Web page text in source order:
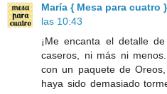
María { Mesa para cuatro }
las 10:43
¡Me encanta el detalle
caseros, ni más ni
con un paquete de
haya sido demasiado